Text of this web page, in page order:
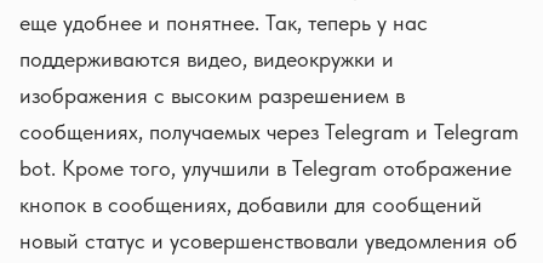
еще удобнее и понятнее. Так, теперь у нас
поддерживаются видео, видеокружки и
изображения с высоким разрешением в
сообщениях, получаемых через Telegram и Telegram
bot. Кроме того, улучшили в Telegram отображение
кнопок в сообщениях, добавили для сообщений
новый статус и усовершенствовали уведомления об